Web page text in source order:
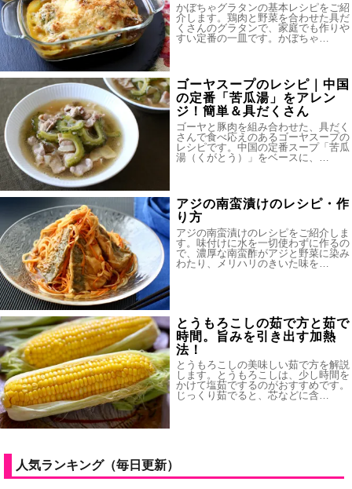
かぼちゃグラタンの基本レシピをご紹
介します。鶏肉と野菜を合わせた具だ
くさんのグラタンで、家庭でも作りや
すい定番の一皿です。かぼちゃ…
ゴーヤスープのレシピ｜中国
の定番「苦瓜湯」をアレン
ジ！簡単＆具だくさん
ゴーヤと豚肉を組み合わせた、具だく
さんで食べ応えのあるゴーヤスープの
レシピです。中国の定番スープ「苦瓜
湯（くがとう）」をベースに、…
アジの南蛮漬けのレシピ・作
り方
アジの南蛮漬けのレシピをご紹介しま
す。味付けに水を一切使わずに作るの
で、濃厚な南蛮酢がアジと野菜に染み
わたり、メリハリのきいた味を…
とうもろこしの茹で方と茹で
時間。旨みを引き出す加熱
法！
とうもろこしの美味しい茹で方を解説
します。とうもろこしは、少し時間を
かけて塩茹でするのがおすすめです。
じっくり茹でると、芯などに含…
人気ランキング（毎日更新）